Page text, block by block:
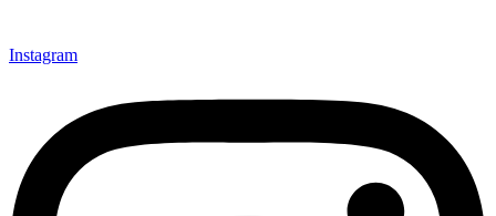
Instagram